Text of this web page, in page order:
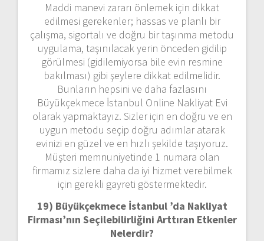
Maddi manevi zararı önlemek için dikkat
edilmesi gerekenler; hassas ve planlı bir
çalışma, sigortalı ve doğru bir taşınma metodu
uygulama, taşınılacak yerin önceden gidilip
görülmesi (gidilemiyorsa bile evin resmine
bakılması) gibi şeylere dikkat edilmelidir.
Bunların hepsini ve daha fazlasını
Büyükçekmece İstanbul Online Nakliyat Evi
olarak yapmaktayız. Sizler için en doğru ve en
uygun metodu seçip doğru adımlar atarak
evinizi en güzel ve en hızlı şekilde taşıyoruz.
Müşteri memnuniyetinde 1 numara olan
firmamız sizlere daha da iyi hizmet verebilmek
için gerekli gayreti göstermektedir.
19) Büyükçekmece İstanbul ’da Nakliyat
Firması’nın Seçilebilirliğini Arttıran Etkenler
Nelerdir?